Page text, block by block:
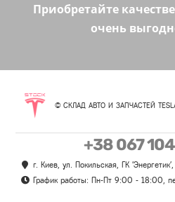
Приобретайте
очень
© СКЛАД АВТО И ЗАПЧАСТЕЙ
+38 067
г. Киев, ул. Покильская, ГК
График работы: Пн-Пт 9:00 - 18:00,